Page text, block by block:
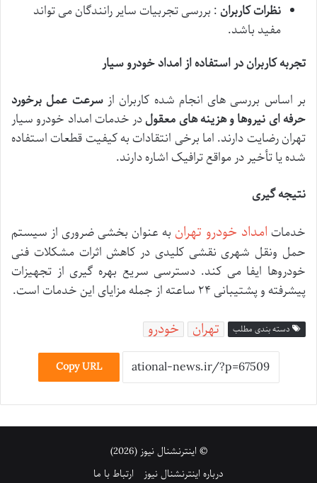
نظرات کاربران : بررسی تجربیات سایر رانندگان می تواند
مفید باشد.
تجربه کاربران در استفاده از امداد خودرو سیار
بر اساس بررسی های انجام شده کاربران ازسرعت عمل برخورد
حرفه ای نیروها و هزینه های معقولدر خدمات امداد خودرو سیار
تهران رضایت دارند. اما برخی انتقادات به کیفیت قطعات استفاده
شده یا تأخیر در مواقع ترافیک اشاره دارند.
نتیجه گیری
خدمات امداد خودرو تهران به عنوان بخشی ضروری از سیستم
حمل ونقل شهری نقشی کلیدی در کاهش اثرات مشکلات فنی
خودروها ایفا می کند. دسترسی سریع بهره گیری از تجهیزات
پیشرفته و پشتیبانی ۲۴ ساعته از جمله مزایای این خدمات است.
دسته بندی مطلب تهران خودرو
Copy URL
© اینترنشنال نیوز (2026)
درباره اینترنشنال نیوز
ارتباط با ما